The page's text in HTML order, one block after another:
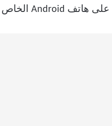
على هاتف Android الخاص بك.